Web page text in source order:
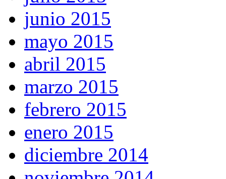
junio 2015
mayo 2015
abril 2015
marzo 2015
febrero 2015
enero 2015
diciembre 2014